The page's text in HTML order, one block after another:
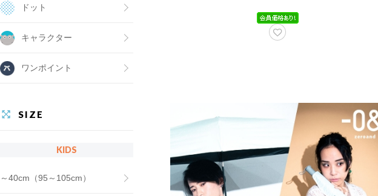
ドット
キャラクター
ワンポイント
SIZE
KIDS
～40cm（95～105cm）